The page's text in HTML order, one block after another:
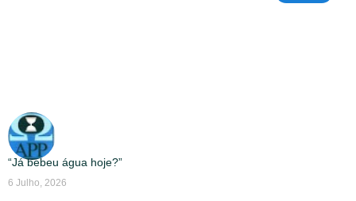
“Já bebeu água hoje?”
6 Julho, 2026